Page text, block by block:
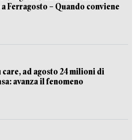
Ferragosto – Quando conviene
care, ad agosto 24 milioni di
avanza il fenomeno